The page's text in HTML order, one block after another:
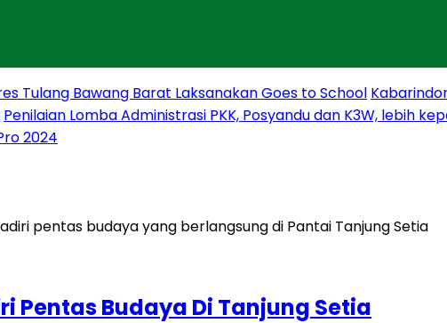
Tulang Bawang Barat Laksanakan Goes to School
Penilaian Lomba Administrasi PKK, Posyandu dan K3W, lebih
2024
Pentas Budaya Di Tanjung Setia